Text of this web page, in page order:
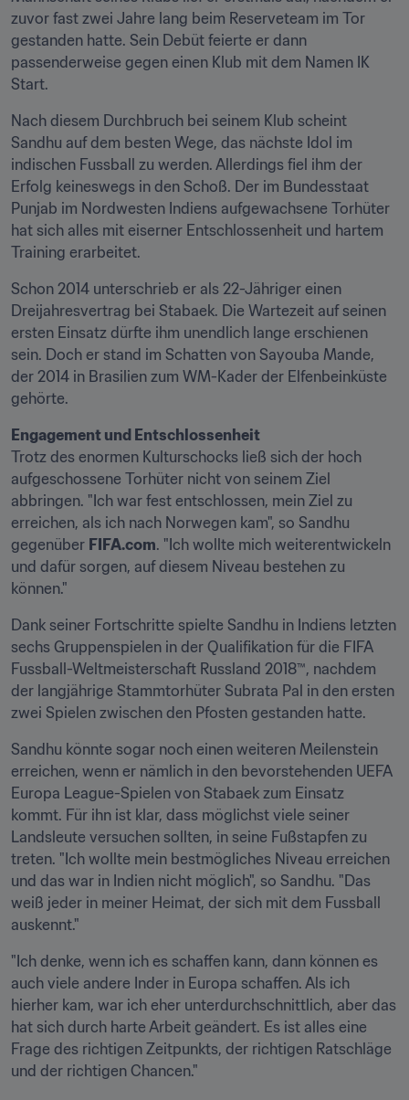
zuvor fast zwei Jahre lang beim Reserveteam im Tor
gestanden hatte. Sein Debüt feierte er dann
passenderweise gegen einen Klub mit dem Namen IK
Start.
Nach diesem Durchbruch bei seinem Klub scheint
Sandhu auf dem besten Wege, das nächste Idol im
indischen Fussball zu werden. Allerdings fiel ihm der
Erfolg keineswegs in den Schoß. Der im Bundesstaat
Punjab im Nordwesten Indiens aufgewachsene Torhüter
hat sich alles mit eiserner Entschlossenheit und hartem
Training erarbeitet.
Schon 2014 unterschrieb er als 22-Jähriger einen
Dreijahresvertrag bei Stabaek. Die Wartezeit auf seinen
ersten Einsatz dürfte ihm unendlich lange erschienen
sein. Doch er stand im Schatten von Sayouba Mande,
der 2014 in Brasilien zum WM-Kader der Elfenbeinküste
gehörte.
Trotz des enormen Kulturschocks ließ sich der hoch
aufgeschossene Torhüter nicht von seinem Ziel
abbringen. "Ich war fest entschlossen, mein Ziel zu
erreichen, als ich nach Norwegen kam", so Sandhu
gegenüber FIFA.com. "Ich wollte mich weiterentwickeln
und dafür sorgen, auf diesem Niveau bestehen zu
können."
Dank seiner Fortschritte spielte Sandhu in Indiens letzten
sechs Gruppenspielen in der Qualifikation für die FIFA
Fussball-Weltmeisterschaft Russland 2018™, nachdem
der langjährige Stammtorhüter Subrata Pal in den ersten
zwei Spielen zwischen den Pfosten gestanden hatte.
Sandhu könnte sogar noch einen weiteren Meilenstein
erreichen, wenn er nämlich in den bevorstehenden UEFA
Europa League-Spielen von Stabaek zum Einsatz
kommt. Für ihn ist klar, dass möglichst viele seiner
Landsleute versuchen sollten, in seine Fußstapfen zu
treten. "Ich wollte mein bestmögliches Niveau erreichen
und das war in Indien nicht möglich", so Sandhu. "Das
weiß jeder in meiner Heimat, der sich mit dem Fussball
auskennt."
"Ich denke, wenn ich es schaffen kann, dann können es
auch viele andere Inder in Europa schaffen. Als ich
hierher kam, war ich eher unterdurchschnittlich, aber das
hat sich durch harte Arbeit geändert. Es ist alles eine
Frage des richtigen Zeitpunkts, der richtigen Ratschläge
und der richtigen Chancen."